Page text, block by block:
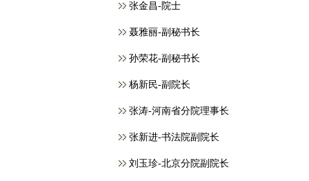
张金昌-院士
聂雅丽-副秘书长
孙荣花-副秘书长
杨新民-副院长
张涛-河南省分院理事长
张新进-书法院副院长
刘玉珍-北京分院副院长